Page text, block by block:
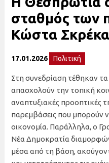
σταθμός των
Κώστα Σκρέκα
17.01.2026 Πολιτική
Στη συνεδρίαση τέθηκαν
απασχολούν την τοπική
αναπτυξιακές προοπτικές
παρεμβάσεις που μπορούν
οικονομία. Παράλληλα, ο
Νέα Δημοκρατία
μέσα από τη βάση,